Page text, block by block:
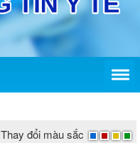
Thay đổi màu sắc